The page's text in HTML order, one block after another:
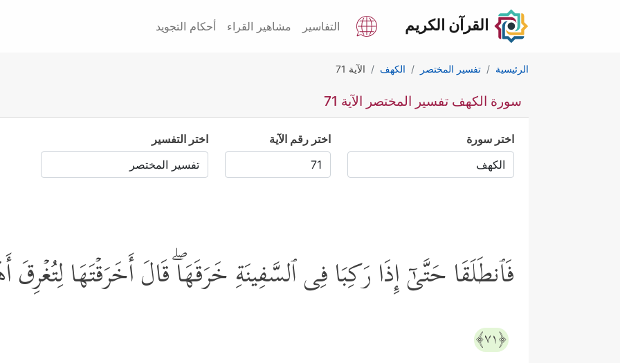
القرآن الكريم التفاسير مشاهير القراء أحكام التجويد
الرئيسية تفسير المختصر الكهف الآية 71
سورة الكهف تفسير المختصر الآية 71
اختر سورة اختر رقم الآية اختر التفسير
فَٱنطَلَقَا حَتَّىٰۤ إِذَا رَكِبَا فِی ٱلسَّفِینَةِ خَرَقَهَاۖ قَالَ أَخَرَقۡتَهَا لِتُغۡرِقَ
﴿٧١﴾